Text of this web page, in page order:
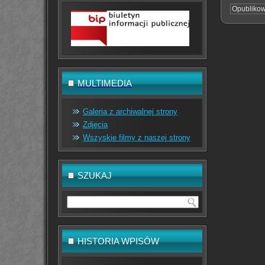
MULTIMEDIA
Galeria z archiwalnej strony
Zdjęcia
Wszyskie filmy z naszej strony
SZUKAJ
HISTORIA WPISÓW